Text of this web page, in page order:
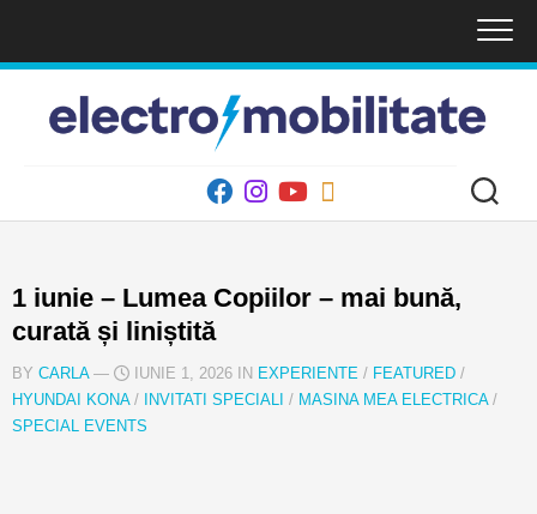
content
1 iunie – Lumea Copiilor – mai bună,
curată și liniștită
BY CARLA— IUNIE 1, 2026 IN EXPERIENTE / FEATURED /
HYUNDAI KONA/ INVITATI SPECIALI / MASINA MEA ELECTRICA/
SPECIAL EVENTS